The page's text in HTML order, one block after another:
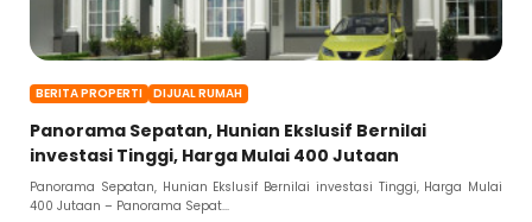
BERITA PROPERTI DIJUAL RUMAH
Panorama Sepatan, Hunian Ekslusif Bernilai
investasi Tinggi, Harga Mulai 400 Jutaan
Panorama Sepatan, Hunian Ekslusif Bernilai investasi Tinggi, Harga Mulai
400 Jutaan – Panorama Sepat...